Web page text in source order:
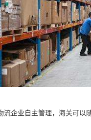
流企业自主管理，海关可以